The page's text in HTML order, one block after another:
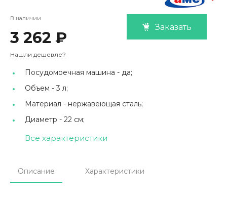
В наличии
3 262 ₽
Заказать
Нашли дешевле?
Посудомоечная машина - да;
Объем - 3 л;
Материал - нержавеющая сталь;
Диаметр - 22 см;
Все характеристики
Описание Характеристики